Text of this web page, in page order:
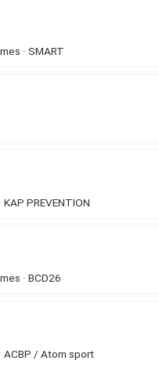
·SMART
·KAP PREVENTION
·BCD26
·ACBP / Atom sport